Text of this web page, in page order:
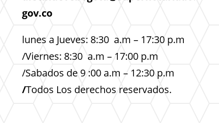
gov.co
lunes a Jueves: 8:30 a.m – 17:30 p.m
/Viernes: 8:30 a.m – 17:00 p.m
/Sabados de 9 :00 a.m – 12:30 p.m
/Todos Los derechos reservados.